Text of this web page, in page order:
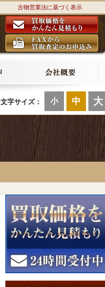
古物営業法に基づく表示
文字サイズ： 小 中 大